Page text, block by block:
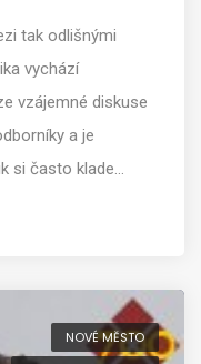
tak odlišnými
vychází
vzájemné diskuse
a je
si často klade…
NOVÉ MĚSTO